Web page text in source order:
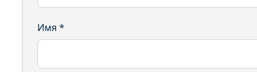
Имя *